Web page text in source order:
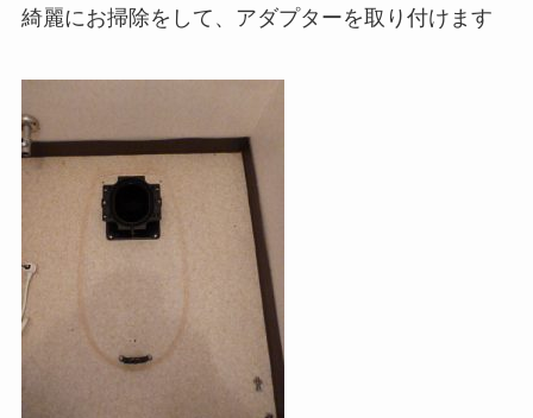
綺麗にお掃除をして、アダプターを取り付けます